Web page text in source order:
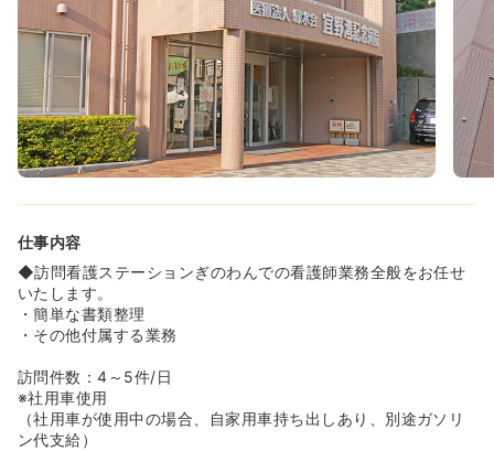
仕事内容
◆訪問看護ステーションぎのわんでの看護師業務全般をお任せ
いたします。
・簡単な書類整理
・その他付属する業務
訪問件数：4～5件/日
※社用車使用
（社用車が使用中の場合、自家用車持ち出しあり、別途ガソリ
ン代支給）